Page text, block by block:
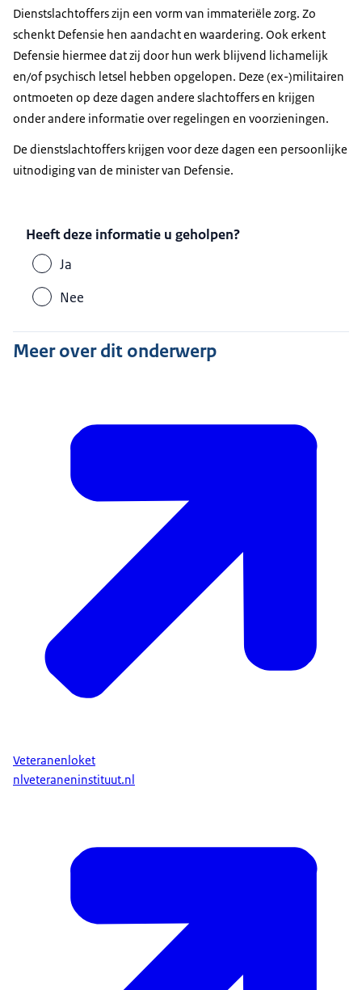
Dienstslachtoffers zijn een vorm van immateriële zorg. Zo
schenkt Defensie hen aandacht en waardering. Ook erkent
Defensie hiermee dat zij door hun werk blijvend lichamelijk
en/of psychisch letsel hebben opgelopen. Deze (ex-)militairen
ontmoeten op deze dagen andere slachtoffers en krijgen
onder andere informatie over regelingen en voorzieningen.
De dienstslachtoffers krijgen voor deze dagen een persoonlijke
uitnodiging van de minister van Defensie.
Heeft deze informatie u geholpen?
Ja
Nee
Meer over dit onderwerp
Veteranenloket
nlveteraneninstituut.nl